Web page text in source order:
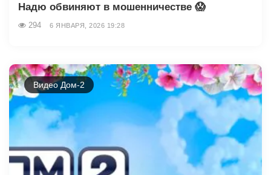
Надю обвиняют в мошенничестве 😱
294 6 ЯНВАРЯ, 2026 19:28
Видео Дом-2